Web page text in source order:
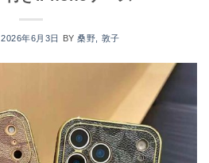
2026年6月3日 BY桑野, 敦子